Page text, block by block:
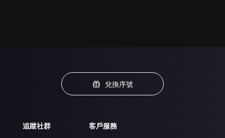
兌換序號
追蹤社群 客戶服務